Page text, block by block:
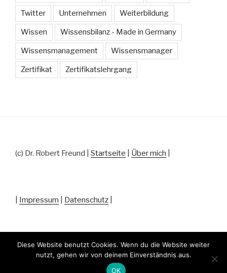
Twitter Unternehmen Weiterbildung
Wissen Wissensbilanz - Made in Germany
Wissensmanagement Wissensmanager
Zertifikat Zertifikatslehrgang
(c) Dr. Robert Freund | Startseite Über mich
Impressum Datenschutz
Datenschutz Stolz präsentiert von WordPress
Diese Website benutzt Cookies. Wenn du die Website weiter
nutzt, gehen wir von deinem Einverständnis aus.
OK